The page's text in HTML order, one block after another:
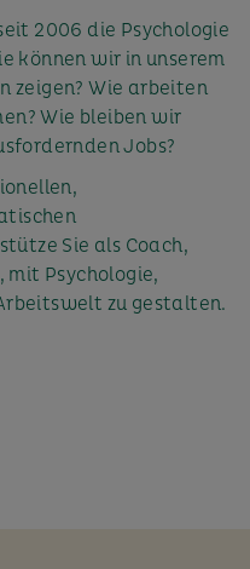
2006 die Psychologie
können wir in unserem
zeigen? Wie arbeiten
Wie bleiben wir
Jobs?
Sie als Coach,
Psychologie,
zu gestalten.